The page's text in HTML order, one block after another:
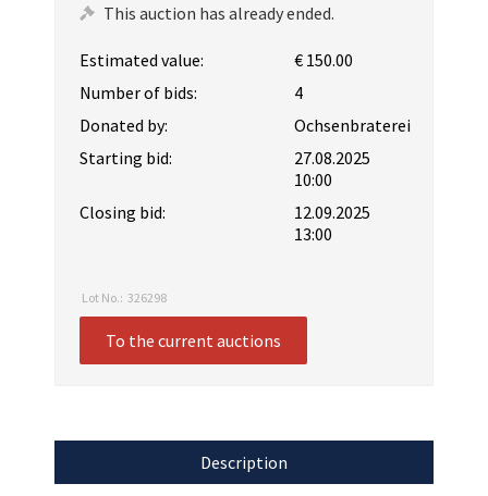
This auction has already ended.
Estimated value:
€ 150.00
Number of bids:
4
Donated by:
Ochsenbraterei
Starting bid:
27.08.2025
10:00
Closing bid:
12.09.2025
13:00
Lot No.: 326298
To the current auctions
Description